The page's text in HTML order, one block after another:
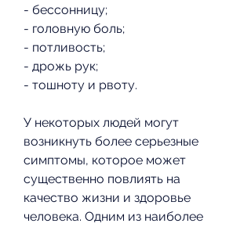
- бессонницу;
- головную боль;
- потливость;
- дрожь рук;
- тошноту и рвоту.
У некоторых людей могут
возникнуть более серьезные
симптомы, которое может
существенно повлиять на
качество жизни и здоровье
человека. Одним из наиболее